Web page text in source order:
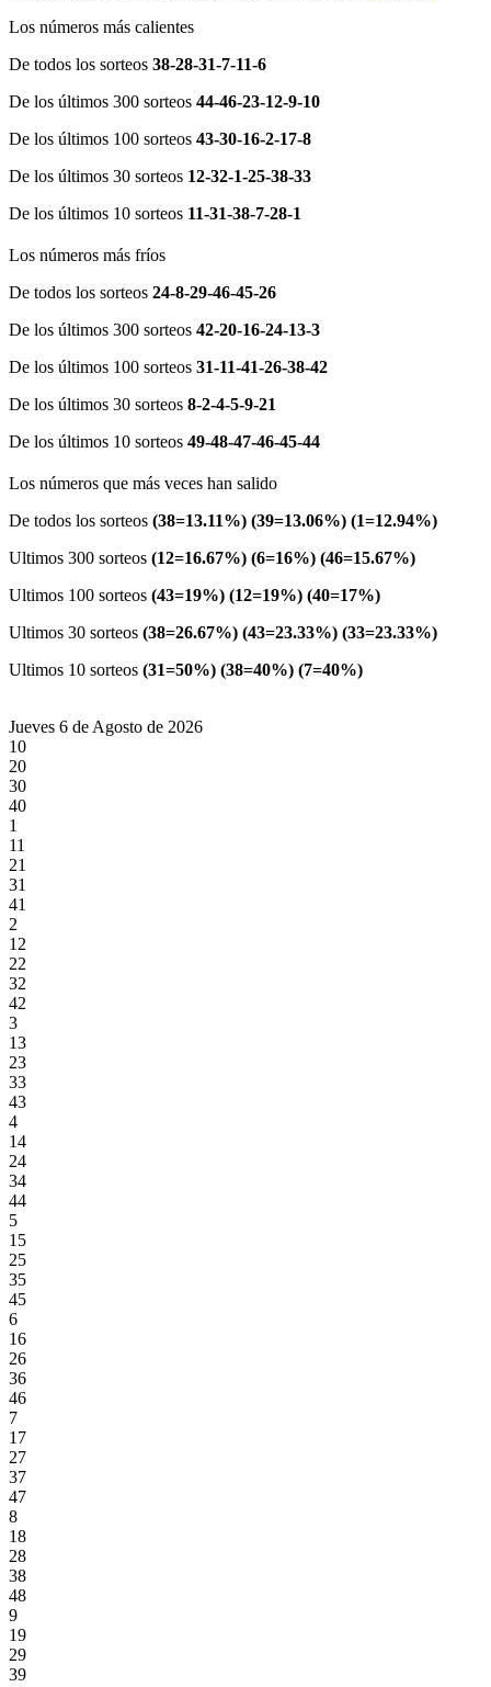
Los números más calientes
De todos los sorteos 38-28-31-7-11-6
De los últimos 300 sorteos 44-46-23-12-9-10
De los últimos 100 sorteos 43-30-16-2-17-8
De los últimos 30 sorteos 12-32-1-25-38-33
De los últimos 10 sorteos 11-31-38-7-28-1
Los números más fríos
De todos los sorteos 24-8-29-46-45-26
De los últimos 300 sorteos 42-20-16-24-13-3
De los últimos 100 sorteos 31-11-41-26-38-42
De los últimos 30 sorteos 8-2-4-5-9-21
De los últimos 10 sorteos 49-48-47-46-45-44
Los números que más veces han salido
De todos los sorteos (38=13.11%) (39=13.06%) (1=12.94%)
Ultimos 300 sorteos (12=16.67%) (6=16%) (46=15.67%)
Ultimos 100 sorteos (43=19%) (12=19%) (40=17%)
Ultimos 30 sorteos (38=26.67%) (43=23.33%) (33=23.33%)
Ultimos 10 sorteos (31=50%) (38=40%) (7=40%)
Jueves 6 de Agosto de 2026
10
20
30
40
1
11
21
31
41
2
12
22
32
42
3
13
23
33
43
4
14
24
34
44
5
15
25
35
45
6
16
26
36
46
7
17
27
37
47
8
18
28
38
48
9
19
29
39